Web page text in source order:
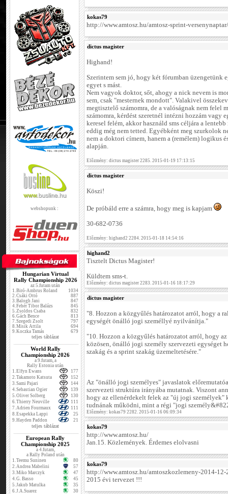
webshopunk :
Hungarian Virtual
Rally Championship 2026
az 5.futam után
1.Biró-Ambrus Roland
1034
2.Csáki Ottó
887
3.Balogh Jani
847
4.Fehér Tibor Balázs
845
5.Zsoldos Csaba
832
6.Gách Bence
813
7.Szegedi Zsolt
797
8.Misik Attila
694
9.Koczka Tamás 679
teljes táblázat
World Rally
Championship 2026
a 9.futam, a
Rally Estonia után
1.Elfyn Ewans
177
2.Takamoto Katsuta
152
3.Sami Pajari
144
4.Sebastian Ogier
139
5.Oliver Solberg
130
6.Thierry Neuville
111
7.Adrien Fourmaux
111
8.Esapekka Lappi
25
9.Hayden Paddon 21
teljes táblázat
European Rally
Championship 2025
a 4.futam,
a Rally Poland után
1.Teemu Suninen
80
2.Andrea Mabelini
57
3.Miko Marczyk
47
4.G. Basso
45
5.Jakub Matulka
35
6.J.A.Suarez
30
kokas79
http://www.amtosz.hu/amtosz-sprint-versenynaptar/
dictus magister
Highand!
Szerintem sem jó, hogy két fórumban üzengetünk
egyet s mást.
Nem vagyok doktor, sőt, ahogy a nick nevem is
sem, csak "mesternek mondott". Valakivel
megtisztelő számomra, de a valóságnak nem felel
számomra, kérdést szeretnél intézni hozzám vagy
keresel felém, akkor használd sms céljára a
eddig még nem tetted. Egyébként meg szurkolok
nem a doktori címem, hanem a (remélem) logikus
alapján.
Előzmény: dictus magister 2285. 2015-01-19 17:13:15
dictus magister
Köszi!
De próbáld erre a számra, hogy meg is kapjam
30-682-0736
Előzmény: highand2 2284. 2015-01-18 14:54:16
highand2
Tisztelt Dictus Magister!
Küldtem sms-t.
Előzmény: dictus magister 2283. 2015-01-16 18:17:29
dictus magister
"8. Hozzon a közgyűlés határozatot arról, hogy a
egységét önálló jogi személlyé nyilvánítja."
"10. Hozzon a közgyűlés határozatot arról, hogy
közösen, önálló jogi személy szervezeti egységet
szakág és a sprint szakág üzemeltetésére."
Az "önálló jogi személyes" javaslatok
szervezeti struktúra irányába mutatnak. Viszont
hogy az ellenérdekelt felek az "új jogi személyek"
tudnának működni, mint a régi "jogi
Előzmény: kokas79 2282. 2015-01-16 06:09:34
kokas79
http://www.amtosz.hu/
Jan.15. Közlemények. Érdemes elolvasni
kokas79
http://www.amtosz.hu/amtoszkozlemeny-2014-12-
2015 évi tervezet !!!